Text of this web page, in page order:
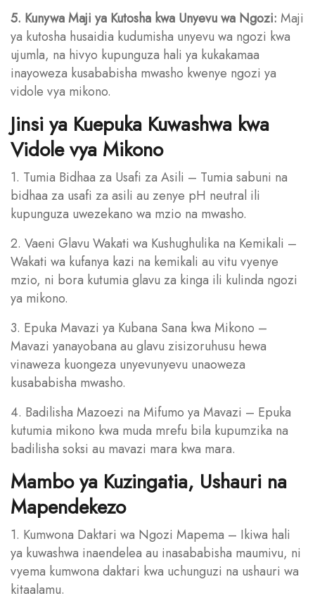
5. Kunywa Maji ya Kutosha kwa Unyevu wa Ngozi: Maji
ya kutosha husaidia kudumisha unyevu wa ngozi kwa
ujumla, na hivyo kupunguza hali ya kukakamaa
inayoweza kusababisha mwasho kwenye ngozi ya
vidole vya mikono.
Jinsi ya Kuepuka Kuwashwa kwa
Vidole vya Mikono
1. Tumia Bidhaa za Usafi za Asili – Tumia sabuni na
bidhaa za usafi za asili au zenye pH neutral ili
kupunguza uwezekano wa mzio na mwasho.
2. Vaeni Glavu Wakati wa Kushughulika na Kemikali –
Wakati wa kufanya kazi na kemikali au vitu vyenye
mzio, ni bora kutumia glavu za kinga ili kulinda ngozi
ya mikono.
3. Epuka Mavazi ya Kubana Sana kwa Mikono –
Mavazi yanayobana au glavu zisizoruhusu hewa
vinaweza kuongeza unyevunyevu unaoweza
kusababisha mwasho.
4. Badilisha Mazoezi na Mifumo ya Mavazi – Epuka
kutumia mikono kwa muda mrefu bila kupumzika na
badilisha soksi au mavazi mara kwa mara.
Mambo ya Kuzingatia, Ushauri na
Mapendekezo
1. Kumwona Daktari wa Ngozi Mapema – Ikiwa hali
ya kuwashwa inaendelea au inasababisha maumivu, ni
vyema kumwona daktari kwa uchunguzi na ushauri wa
kitaalamu.